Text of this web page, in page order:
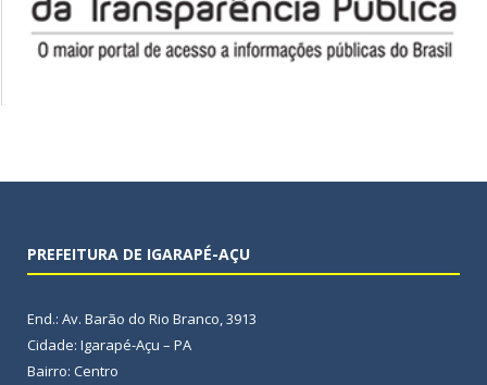
PREFEITURA DE IGARAPÉ-AÇU
End.: Av. Barão do Rio Branco, 3913
Cidade: Igarapé-Açu – PA
Bairro: Centro